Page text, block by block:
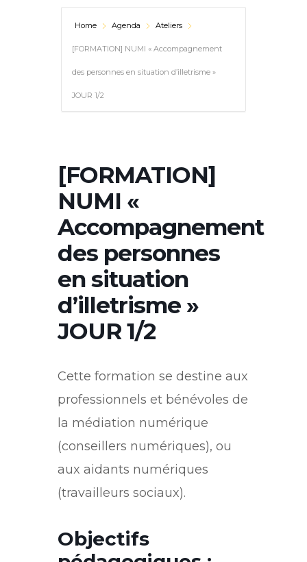
Home Agenda Ateliers
[FORMATION] NUMI « Accompagnement
des personnes en situation d’illetrisme »
JOUR 1/2
[FORMATION]
NUMI «
Accompagnement
des personnes
en situation
d’illetrisme »
JOUR 1/2
Cette formation se destine aux
professionnels et bénévoles de
la médiation numérique
(conseillers numériques), ou
aux aidants numériques
(travailleurs sociaux).
Objectifs